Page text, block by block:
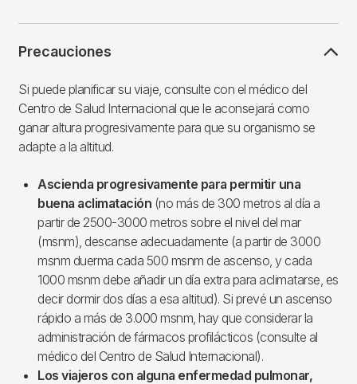
Precauciones
Si puede planificar su viaje, consulte con el médico del
Centro de Salud Internacional que le aconsejará como
ganar altura progresivamente para que su organismo se
adapte a la altitud.
Ascienda progresivamente para permitir una
buena aclimatación (no más de 300 metros al día a
partir de 2500-3000 metros sobre el nivel del mar
(msnm), descanse adecuadamente (a partir de 3000
msnm duerma cada 500 msnm de ascenso, y cada
1000 msnm debe añadir un día extra para aclimatarse, es
decir dormir dos días a esa altitud). Si prevé un ascenso
rápido a más de 3.000 msnm, hay que considerar la
administración de fármacos profilácticos (consulte al
médico del Centro de Salud Internacional).
Los viajeros con alguna enfermedad pulmonar,